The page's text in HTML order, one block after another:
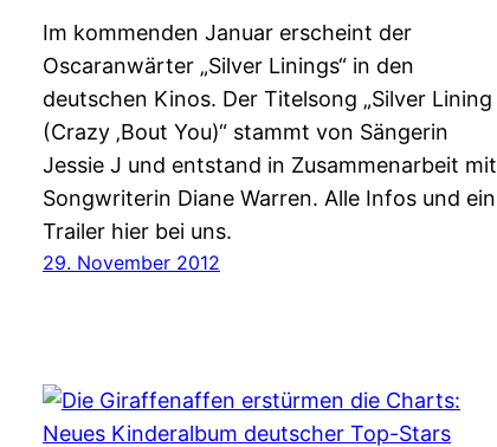
Im kommenden Januar erscheint der
Oscaranwärter „Silver Linings“ in den
deutschen Kinos. Der Titelsong „Silver Lining
(Crazy ‚Bout You)“ stammt von Sängerin
Jessie J und entstand in Zusammenarbeit mit
Songwriterin Diane Warren. Alle Infos und ein
Trailer hier bei uns.
29. November 2012